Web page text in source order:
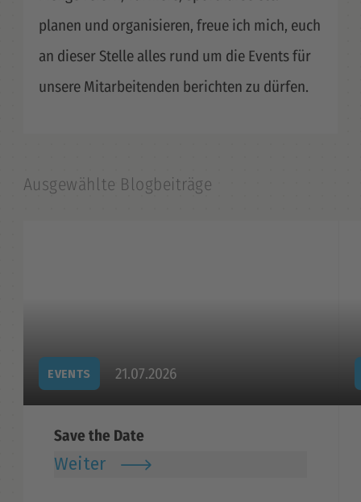
planen und organisieren, freue ich mich, euch
an dieser Stelle alles rund um die Events für
unsere Mitarbeitenden berichten zu dürfen.
Ausgewählte Blogbeiträge
EVENTS 21.07.2026
Save the Date
Weiter